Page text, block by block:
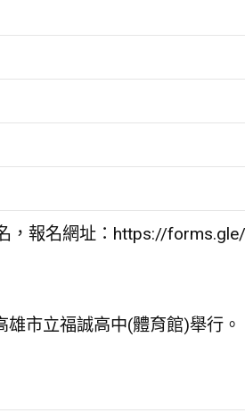
，報名網址：https://
市立福誠高中(體育館)舉行。